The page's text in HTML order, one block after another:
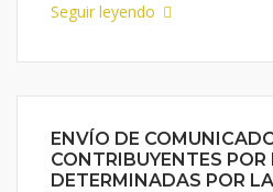
Seguir leyendo
ENVÍO DE
CONTRIBUYENTES POR
DETERMINADAS POR